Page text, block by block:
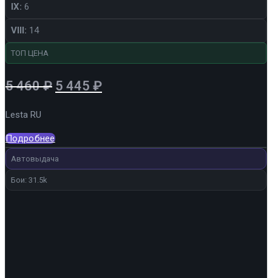
IX: 6
VIII: 14
ТОП ЦЕНА
5 460₽ Первоначальная
5
460 ₽.
5 445 ₽Текущая
Lesta RU
Подробнее
Автовыдача
Бои: 31.5k